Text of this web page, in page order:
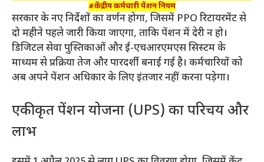
#केंद्रीय कर्मचारी पेंशन नियम
सरकार के नए निर्देशों का वर्णन होगा, जिसमें PPO रिटायरमेंट से
दो महीने पहले जारी किया जाएगा, ताकि पेंशन में देरी न हो।
डिजिटल सेवा पुस्तिकाओं और ई-एचआरएमएस सिस्टम के
माध्यम से प्रक्रिया तेज और पारदर्शी बनाई गई है। कर्मचारियों को
अब अपने पेंशन अधिकार के लिए इंतजार नहीं करना पड़ेगा।
एकीकृत पेंशन योजना (UPS) का परिचय और
लाभ